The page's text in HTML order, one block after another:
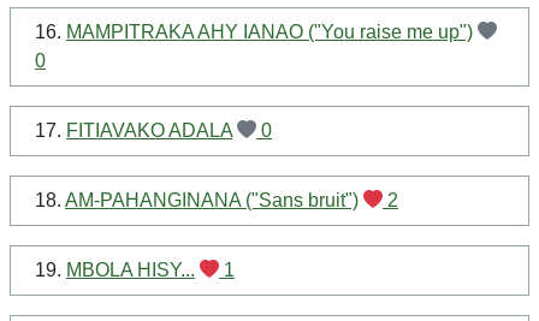
16. MAMPITRAKA AHY IANAO ("You raise me up")
0
17. FITIAVAKO ADALA 0
18. AM-PAHANGINANA ("Sans bruit") 2
19. MBOLA HISY... 1